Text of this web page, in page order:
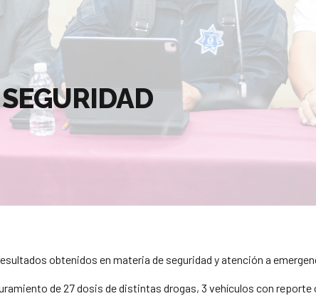
obtenidos en materia de seguridad y atención a
de 27 dosis de distintas drogas, 3 vehículos con reporte